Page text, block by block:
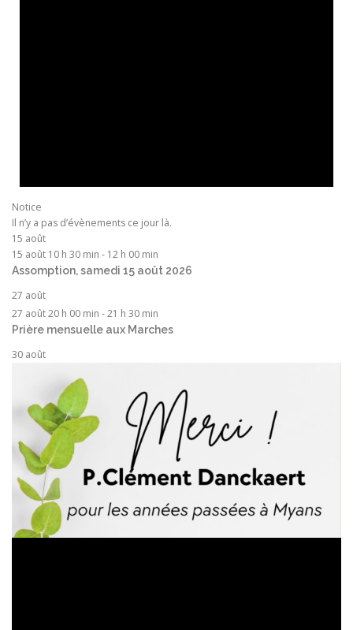
Notice
Il n’y a pas d’évènements ce jour là.
15 août
15 août 10 h 30 min - 12 h 00 min
Assomption, samedi 15 août 2026
27 août
27 août 20 h 00 min -21 h 30 min
Prière mensuelle aux Marches
30 août